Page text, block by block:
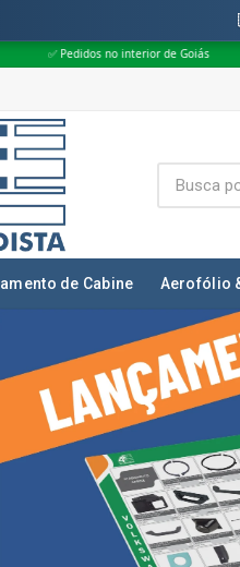
de Goiás ✅ Pedidos
de Cabine Aerofólio